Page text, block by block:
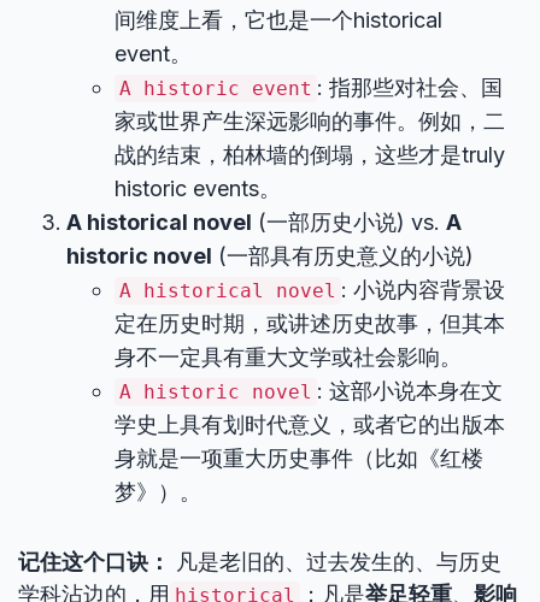
间维度上看，它也是一个historical
event。
A historic event : 指那些对社会、国
家或世界产生深远影响的事件。例如，二
战的结束，柏林墙的倒塌，这些才是truly
historic events。
A historical novel (一部历史小说) vs. A
historic novel (一部具有历史意义的小说)
A historical novel : 小说内容背景设
定在历史时期，或讲述历史故事，但其本
身不一定具有重大文学或社会影响。
A historic novel : 这部小说本身在文
学史上具有划时代意义，或者它的出版本
身就是一项重大历史事件（比如《红楼
梦》）。
记住这个口诀：
凡是老旧的、过去发生的、与历史
学科沾边的，用 historical ；凡是举足轻重、 影响